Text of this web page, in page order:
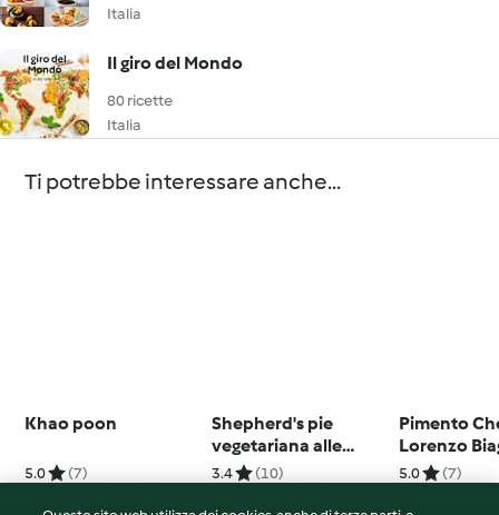
Italia
Il giro del Mondo
80 ricette
Italia
Ti potrebbe interessare anche...
Khao poon
5.0 (7)
Shepherd's pie
vegetariana alle
patate dolci
3.4 (10)
Pimento
Lorenzo
5.0 (7)